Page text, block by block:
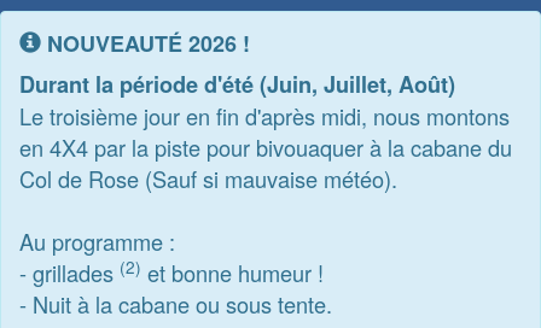
NOUVEAUTÉ 2026 !
Durant la période d'été (Juin, Juillet, Août)
Le troisième jour en fin d'après midi, nous montons
en 4X4 par la piste pour bivouaquer à la cabane du
Col de Rose (Sauf si mauvaise météo).
Au programme :
- grillades (2) et bonne humeur !
- Nuit à la cabane ou sous tente.